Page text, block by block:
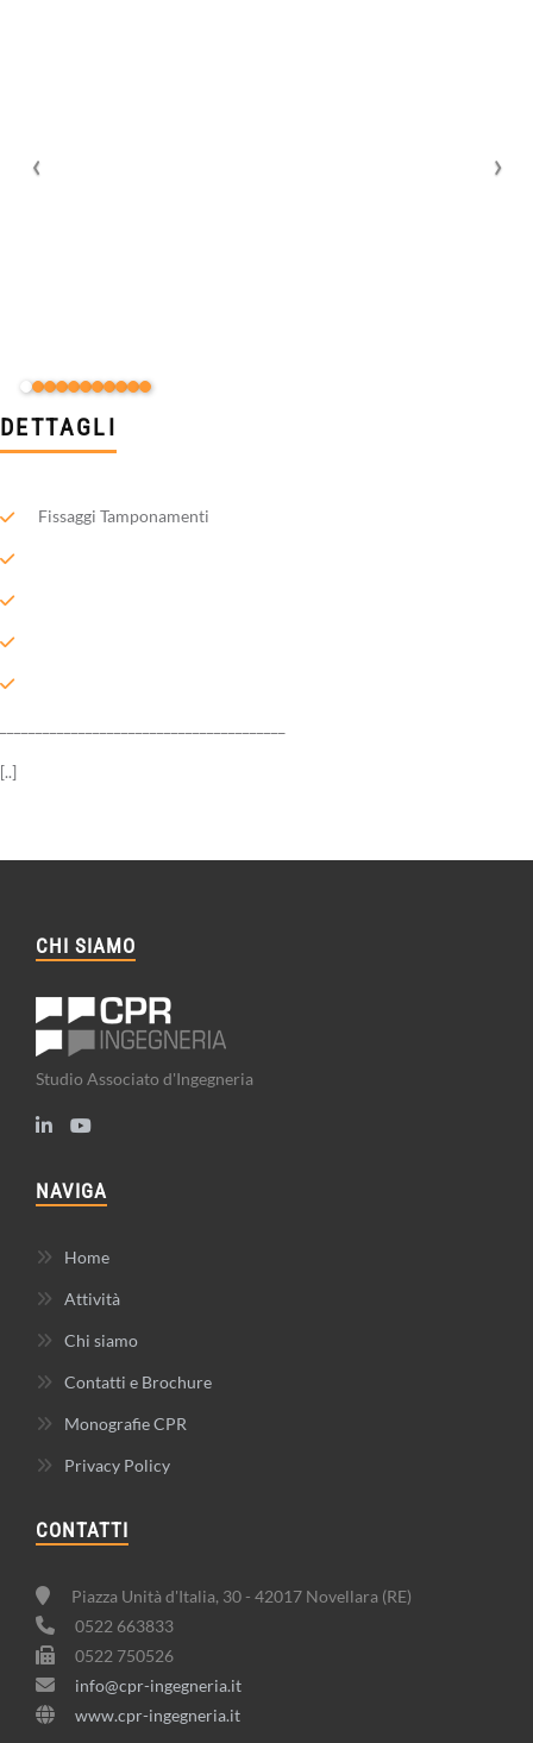
DETTAGLI
Fissaggi Tamponamenti
[..]
CHI SIAMO
Studio Associato d'Ingegneria
NAVIGA
Home
Attività
Chi siamo
Contatti e Brochure
Monografie CPR
Privacy Policy
CONTATTI
Piazza Unità d'Italia, 30 - 42017 Novellara (RE)
0522 663833
0522 750526
info@cpr-ingegneria.it
www.cpr-ingegneria.it